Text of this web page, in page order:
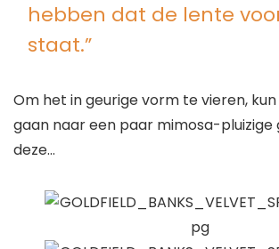
hebben dat de lente
staat.”
Om het in geurige vorm te vieren,
gaan naar een paar mimosa-pluizige
deze…